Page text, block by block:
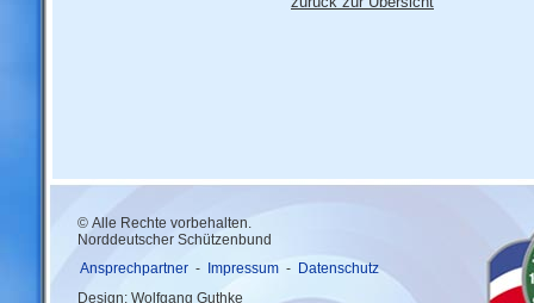
© Alle Rechte vorbehalten.
Norddeutscher Schützenbund
Ansprechpartner - Impressum - Datenschutz
Design: Wolfgang Guthke